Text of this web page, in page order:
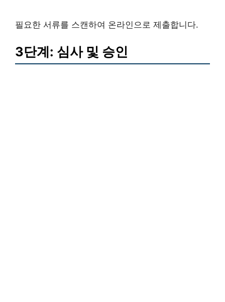
필요한 서류를 스캔하여 온라인으로 제출합니다.
3단계: 심사 및 승인